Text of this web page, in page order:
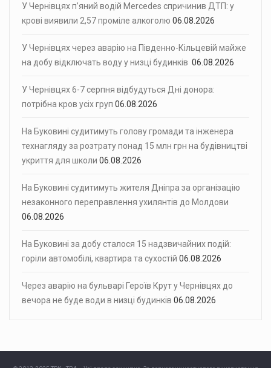
У Чернівцях п’яний водій Mercedes спричинив ДТП: у
крові виявили 2,57 проміле алкоголю 06.08.2026
У Чернівцях через аварію на Південно-Кільцевій майже
на добу відключать воду у низці будинків 06.08.2026
У Чернівцях 6-7 серпня відбудуться Дні донора:
потрібна кров усіх груп 06.08.2026
На Буковині судитимуть голову громади та інженера
технагляду за розтрату понад 15 млн грн на будівництві
укриття для школи 06.08.2026
На Буковині судитимуть жителя Дніпра за організацію
незаконного переправлення ухилянтів до Молдови
06.08.2026
На Буковині за добу сталося 15 надзвичайних подій:
горіли автомобілі, квартира та сухостій 06.08.2026
Через аварію на бульварі Героїв Крут у Чернівцях до
вечора не буде води в низці будинків 06.08.2026